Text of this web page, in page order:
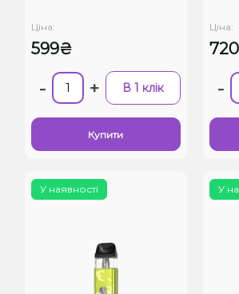
Ціна:
599₴
- + В 1 клік
Купити
Ціна:
-
У наявності У